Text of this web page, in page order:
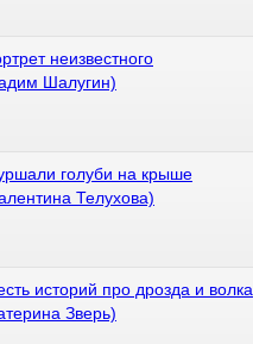
неизвестного
Шалугин)
голуби на крыше
Телухова)
историй про дрозда и волка
Зверь)